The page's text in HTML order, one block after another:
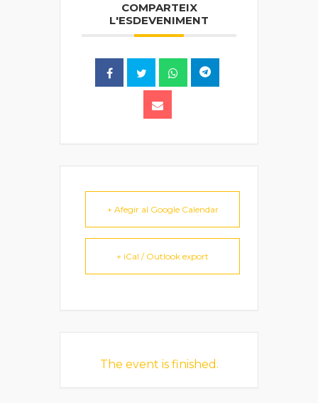
COMPARTEIX
L'ESDEVENIMENT
+ Afegir al Google Calendar
+ iCal / Outlook export
The event is finished.